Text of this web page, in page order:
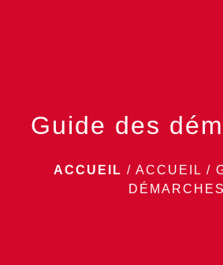
Guide des
ACCUEIL / ACCUEIL /
DÉMARCHES